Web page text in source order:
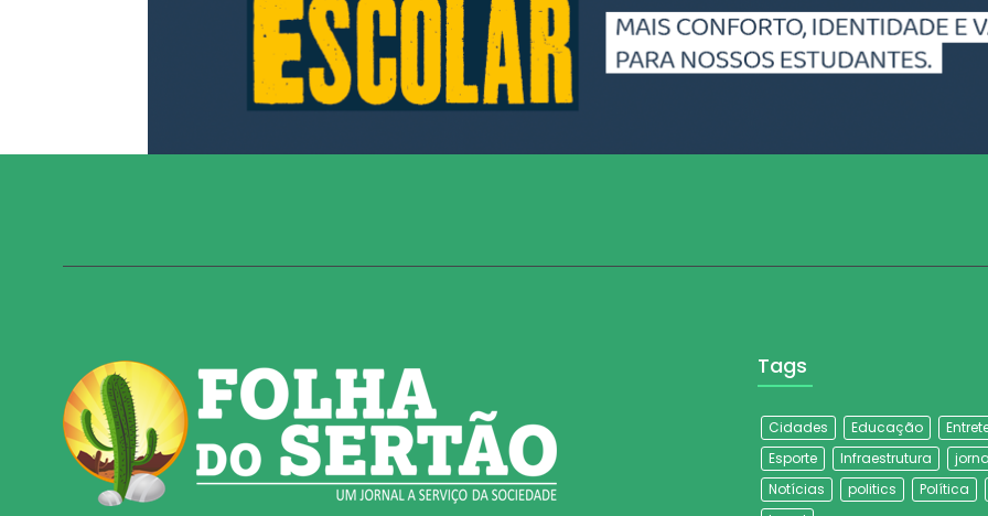
Tags
Cidades Educação
Esporte
Infraestrutura
Notícias
politics Política